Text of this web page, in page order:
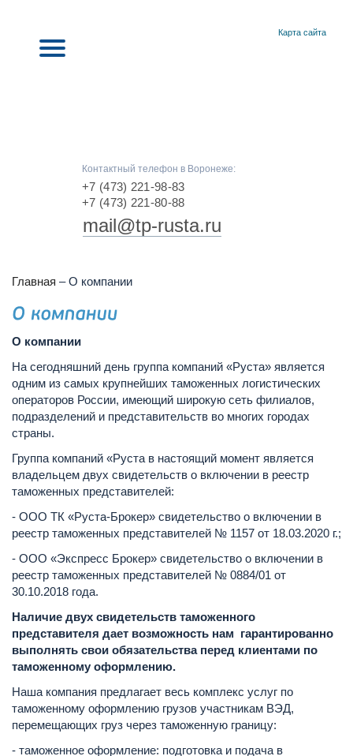
Карта сайта
Контактный телефон в Воронеже:
+7 (473) 221-98-83
+7 (473) 221-80-88
mail@tp-rusta.ru
Главная –О компании
О компании
На сегодняшний день группа компаний «Руста» является
одним из самых крупнейших таможенных логистических
операторов России, имеющий широкую сеть филиалов,
подразделений и представительств во многих городах
страны.
Группа компаний «Руста в настоящий момент является
владельцем двух свидетельств о включении в реестр
таможенных представителей:
- ООО ТК «Руста-Брокер» свидетельство о включении в
реестр таможенных представителей № 1157 от 18.03.2020 г.;
- ООО «Экспресс Брокер» свидетельство о включении в
реестр таможенных представителей № 0884/01 от
30.10.2018 года.
Наличие двух свидетельств таможенного
представителя дает возможность нам гарантированно
выполнять свои обязательства перед клиентами по
таможенному оформлению.
Наша компания предлагает весь комплекс услуг по
таможенному оформлению грузов участникам ВЭД,
перемещающих груз через таможенную границу:
- таможенное оформление: подготовка и подача в